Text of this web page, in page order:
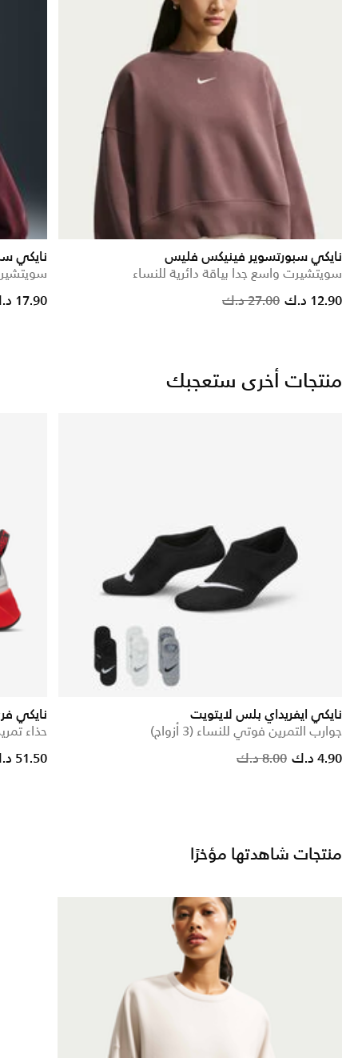
نايكي سبورتسوير فينيكس فليس
سويتشيرت واسع جدا بياقة دائرية للنساء
Price reduced from
27.00 د.كto 12.90 د.ك
نايكي
from
17.90 د.ك
منتجات أخرى ستعجبك
نايكي ايفريداي بلس لايتويت
جوارب التمرين فوتي للنساء (3 أزواج)
Price reduced
8.00 د.ك to4.90 د.ك
نايكي
حذاء
51.50 د.ك
منتجات شاهدتها مؤخرًا